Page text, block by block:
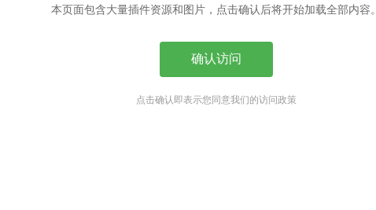
本页面包含大量插件资源和图片，点击确认后将开始加载全部内容。
确认访问
点击确认即表示您同意我们的访问政策